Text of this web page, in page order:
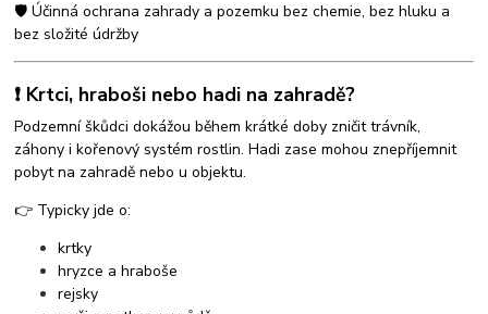
🛡️ Účinná ochrana zahrady a pozemku bez chemie, bez hluku a
bez složité údržby
❗ Krtci, hraboši nebo hadi na zahradě?
Podzemní škůdci dokážou během krátké doby zničit trávník,
záhony i kořenový systém rostlin. Hadi zase mohou znepříjemnit
pobyt na zahradě nebo u objektu.
👉 Typicky jde o:
krtky
hryzce a hraboše
rejsky